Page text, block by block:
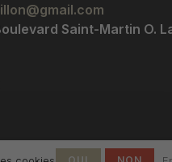
Saint-Martin O.